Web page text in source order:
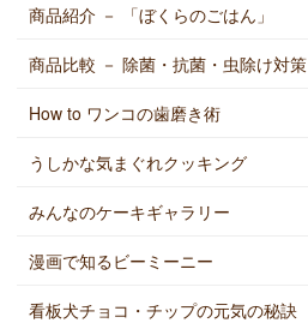
商品紹介 － 「ぼくらのごはん」
商品比較 － 除菌・抗菌・虫除け対策
How to ワンコの歯磨き術
うしかな気まぐれクッキング
みんなのケーキギャラリー
漫画で知るビーミーニー
看板犬チョコ・チップの元気の秘訣